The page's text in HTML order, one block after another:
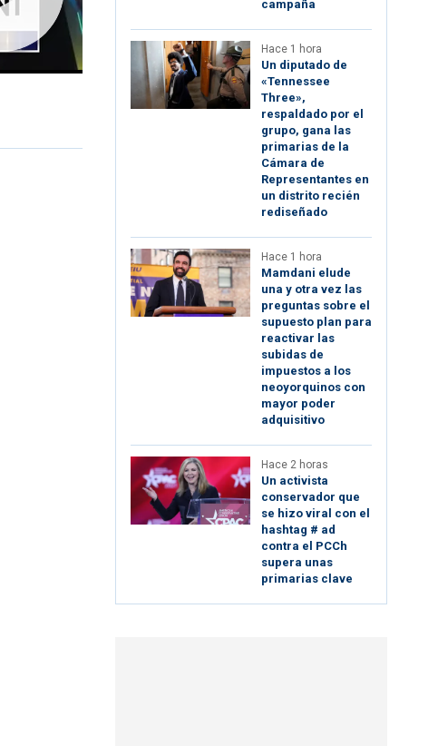
campaña
Hace 1 hora
Un diputado de
«Tennessee
Three»,
respaldado por el
grupo, gana las
primarias de la
Cámara de
Representantes en
un distrito recién
rediseñado
Hace 1 hora
Mamdani elude
una y otra vez las
preguntas sobre el
supuesto plan para
reactivar las
subidas de
impuestos a los
neoyorquinos con
mayor poder
adquisitivo
Hace 2 horas
Un activista
conservador que
se hizo viral con el
hashtag # ad
contra el PCCh
supera unas
primarias clave